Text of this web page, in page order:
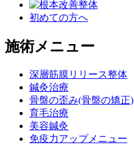
初めての方へ
施術メニュー
深層筋膜リリース整体
鍼灸治療
骨盤の歪み(骨盤の矯正)
育毛治療
美容鍼灸
免疫力アップメニュー